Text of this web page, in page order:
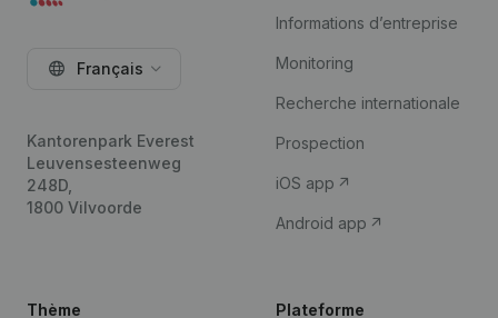
Français
Kantorenpark Everest
Leuvensesteenweg
248D,
1800 Vilvoorde
Informations d’entreprise
Monitoring
Recherche internationale
Prospection
iOS app
Android app
Thème Plateforme